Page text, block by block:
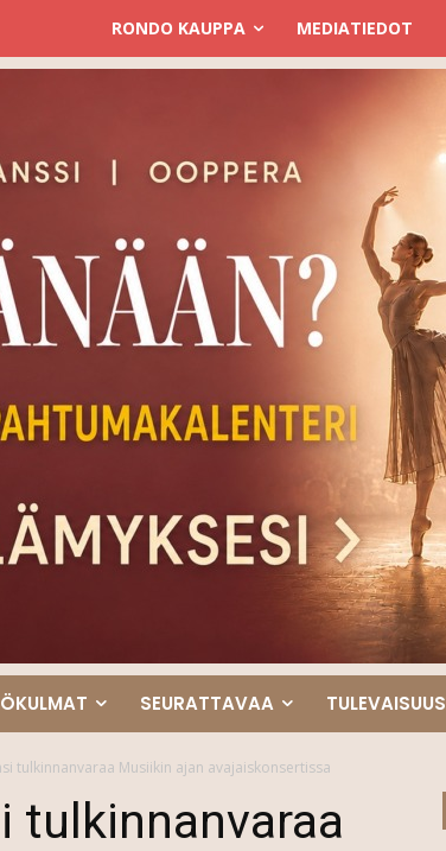
RONDO KAUPPA MEDIATIEDOT
SEURATTAVAA TULEVAISUUS
tulkinnanvaraa Musiikin ajan avajaiskonsertissa
tulkinnanvaraa